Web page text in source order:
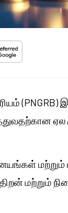
(PNGRB)
மற்றும்
மற்றும்